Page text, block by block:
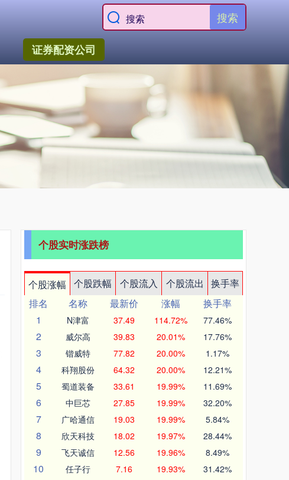
搜索
证券配资公司
个股实时涨跌榜
个股涨幅 个股跌幅 个股流入 个股流出
换手率
排名
名称 最新价 涨幅
换手率
1
N津富 37.49 114.72% 77.46%
2 威尔高 39.83 20.01% 17.76%
3 锴威特 77.82 20.00% 1.17%
4 科翔股份 64.32 20.00% 12.21%
5 蜀道装备 33.61 19.99% 11.69%
6 中巨芯 27.85 19.99% 32.20%
7 广哈通信 19.03 19.99% 5.84%
8 欣天科技 18.02 19.97% 28.44%
9 飞天诚信 12.56 19.96% 8.49%
10 任子行 7.16 19.93% 31.42%